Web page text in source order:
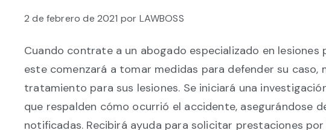
2 de febrero de 2021 por LAWBOSS
Cuando contrate a un abogado especializado en lesiones
este comenzará a tomar medidas para defender su
tratamiento para sus lesiones. Se iniciará una
que respalden cómo ocurrió el accidente, asegurándose
notificadas. Recibirá ayuda para solicitar prestaciones